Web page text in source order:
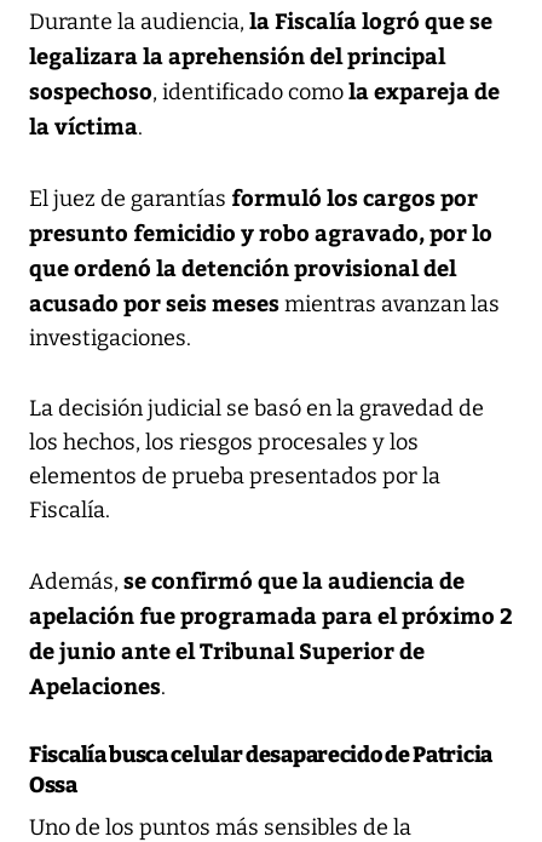
Durante la audiencia, la Fiscalía logró que se
legalizara la aprehensión del principal
sospechoso, identificado comola expareja de
la víctima.
El juez de garantías formuló los cargos por
presunto femicidio y robo agravado, por lo
queordenó la detención provisional del
acusado por seis mesesmientras avanzan las
investigaciones.
La decisión judicial se basó en la gravedad de
los hechos, los riesgos procesales y los
elementos de prueba presentados por la
Fiscalía.
Además, se confirmó que la audiencia de
apelación fue programada para el próximo 2
de junio ante el Tribunal Superior de
Apelaciones.
Fiscalía busca celular desaparecido de Patricia
Ossa
Uno de los puntos más sensibles de la